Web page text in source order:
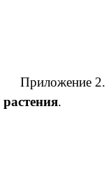
Приложение 2.
.